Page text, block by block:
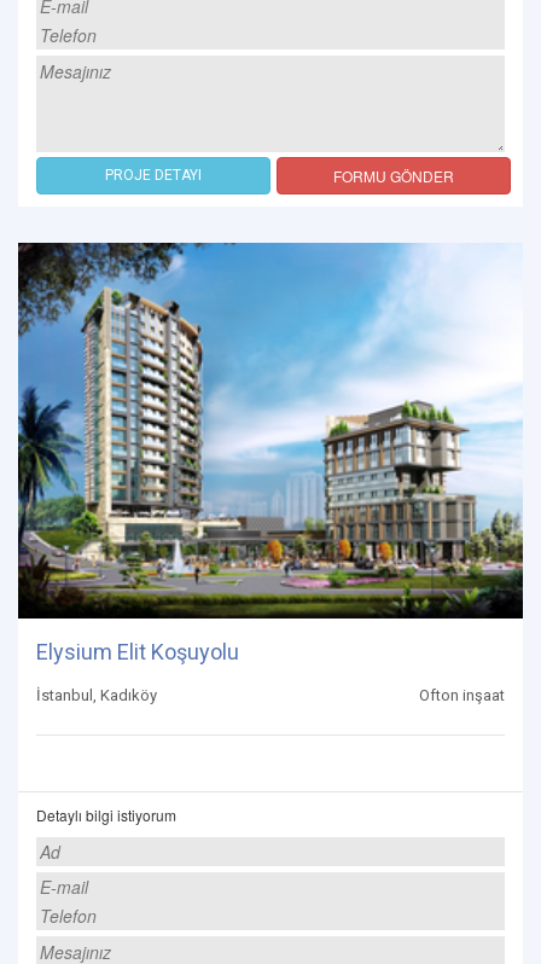
PROJE DETAYI FORMU GÖNDER
Elysium Elit Koşuyolu
İstanbul, Kadıköy Ofton inşaat
Detaylı bilgi istiyorum